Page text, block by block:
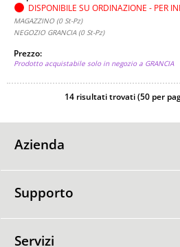
DISPONIBILE SU ORDINAZIONE - PER
MAGAZZINO (0 St-Pz)
NEGOZIO GRANCIA (0 St-Pz)
Prezzo:
Prodotto acquistabile solo in negozio a GRANCIA
14 risultati trovati (50 per
Azienda
GARANZIA
Supporto
Servizi